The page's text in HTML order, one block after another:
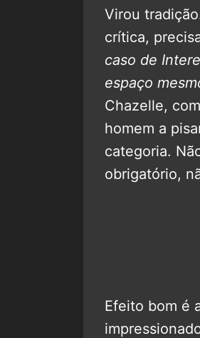
Virou
crítica,
caso de
espaço
Chazelle,
homem a
categoria.
obrigatório,
Efeito bom é